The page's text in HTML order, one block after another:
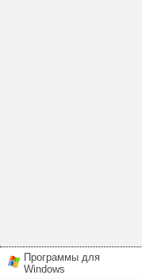
Программы для
Windows